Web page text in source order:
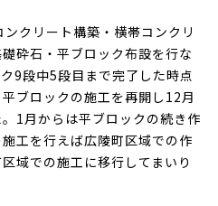
クリート構築・横帯コンクリ
砕石・平ブロック布設を行な
9段中5段目まで完了した時点
ブロックの施工を再開し12月
1月からは平ブロックの続き作
工を行えば広陵町区域での作
域での施工に移行してまいり